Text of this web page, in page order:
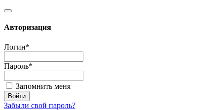
Авторизация
Логин*
Пароль*
Запомнить меня
Забыли свой пароль?